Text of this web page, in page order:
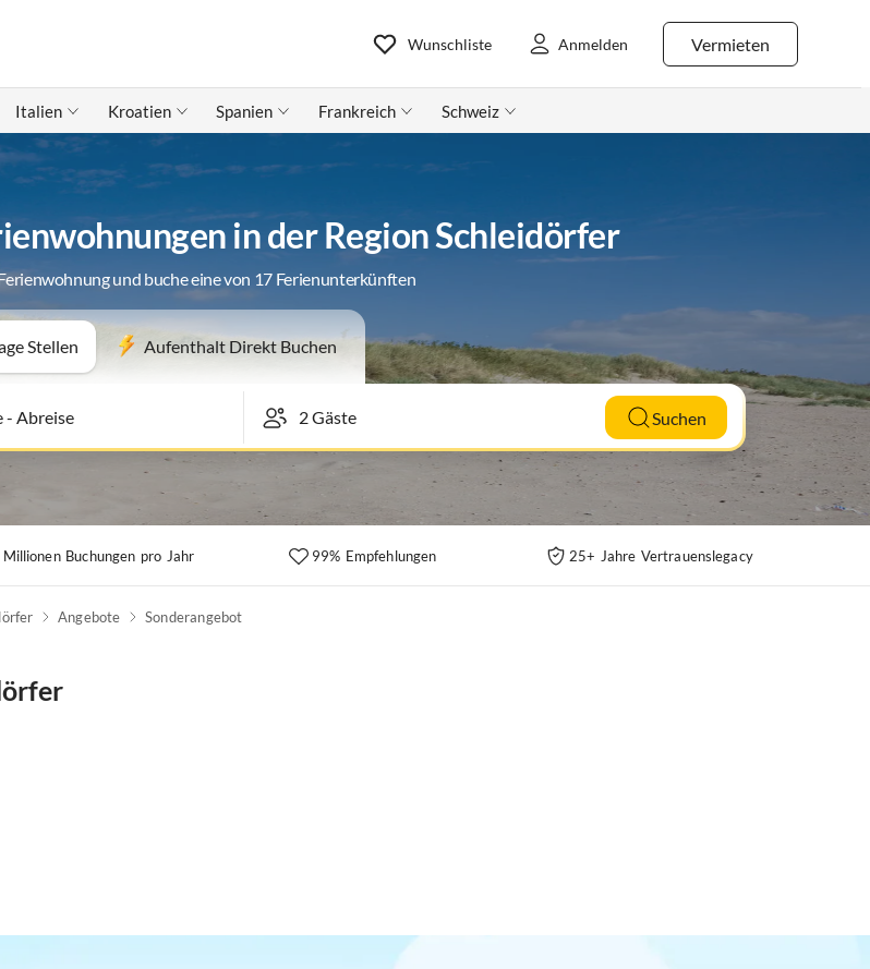
Vermieten
Wunschliste Anmelden
Italien Kroatien Spanien Frankreich Schweiz
in der Region Schleidörfer
und buche eine von 17 Ferienunterkünften
Stellen Aufenthalt Direkt Buchen
Abreise Suchen
Buchungen pro Jahr 99% Empfehlungen 25+ Jahre Vertrauenslegacy
Angebote Sonderangebot